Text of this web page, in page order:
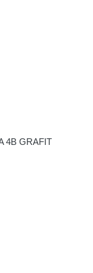
4B GRAFIT